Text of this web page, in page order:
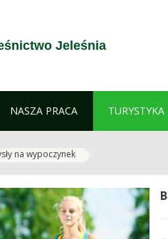
Jeleśnia
NASZA PRACA TURYSTYKA
na wypoczynek